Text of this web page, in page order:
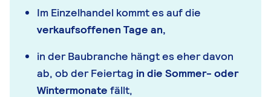
Im Einzelhandel kommt es auf die
verkaufsoffenen Tage an,
in der Baubranche hängt es eher davon
ab, ob der Feiertag in die Sommer- oder
Wintermonate fällt,